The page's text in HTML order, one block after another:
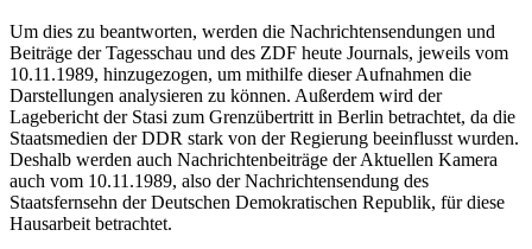
Um dies zu beantworten, werden die Nachrichtensendungen und
Beiträge der Tagesschau und des ZDF heute Journals, jeweils vom
10.11.1989, hinzugezogen, um mithilfe dieser Aufnahmen die
Darstellungen analysieren zu können. Außerdem wird der
Lagebericht der Stasi zum Grenzübertritt in Berlin betrachtet, da die
Staatsmedien der DDR stark von der Regierung beeinflusst wurden.
Deshalb werden auch Nachrichtenbeiträge der Aktuellen Kamera
auch vom 10.11.1989, also der Nachrichtensendung des
Staatsfernsehn der Deutschen Demokratischen Republik, für diese
Hausarbeit betrachtet.